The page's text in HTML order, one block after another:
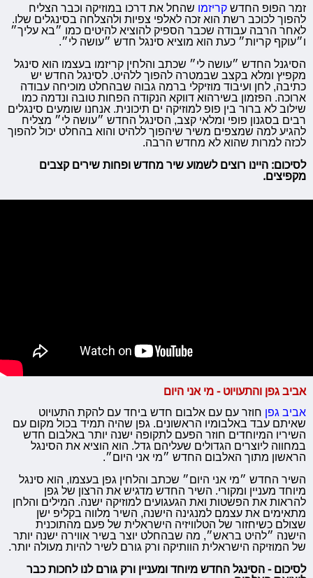
זמר הפופ החדשקריזמו שהחל את דרכו במוזיקה וכבר הצליח
להפוך לכוכב רשת הוא זכה לאלפי צפיות ולהצלחה בסינגלים שלו.
לאחר הרבה עבודה שכבר הספיק להוציא להיטים כמו ״בא עליך״
ו״עוקף קריות״ כעת הוא מוציא סינגל חדש ״עושה לי״.
הסיגנל החדש ״עושה לי״ שכתב והלחין קריזמו בעצמו הוא סינגל
מקפיץ ומלא בקצב שבמטרה להפוך ללהיט. לסינגל החדש יש
כתיבה, לחן ועיבוד מוזיקלי ברמה גבוה שבהחלט מוכיחה עבודה
ארוכה. הפזמון בשירהוא דווקא הנקודה הפחות טובה ונדמה כמו
שילוב לא ברור בין פופ למוזיקה ים תיכונית. אנחנו שומעים סינגלים
רבים בסגנון פופי ומלאי קצב, הסינגל החדש ״עושה לי״ מצליח
להגיע למה שמצפים משיר שיהפוך ללהיט והוא בהחלט יכול להפוך
לכזה למרות שהוא לא מחדש הרבה.
לסיכום: היינו רוצים לשמוע שיר מחדש ופחות שירים קצבים
מקפיצים.
אביב גפן והתעויוט - מי אני היום
אביב גפן חוזר עם עם אלבום חדש ביחד עם להקת התעויוט
שאיתם עבד באלבומיו הראשונים. גפן שהיה תמיד בכול מקום עם
השיריו המיוחדים חוזר הפעם לתקופה ישנה יותר באלבום חדש
במחווה ליוצרים הגדולים שעליהם גדל. הוא הוציא את הסינגל
הראשון מתוך האלבום החדש ״מי אני היום״.
השיר החדש ״מי אני היום״ שכתב והלחין גפן בעצמו, הוא סינגל
מיוחד מעניין ומקורי. השיר החדש מדגיש את הרצון של גפן
להראות את הפשטות ואת הגעגועים למוזיקה ישנה. המילים והלחן
מתאימים את עצמם למנגינה הישנה, השיר מלווה בקליפ ישן
שצולם כשיחזור של הטלוויזיה הישראלית של פעם מהתוכנית
הישנה ״להיט בראש״, מה שבהחלט יוצר בשיר אווירה ישנה יותר
של המוזיקה הישראלית הוותיקה ורק גורם לשיר להיות מעולה יותר.
לסיכום - הסינגל החדש מיוחד ומעניין ורק גורם לנו לחכות כבר